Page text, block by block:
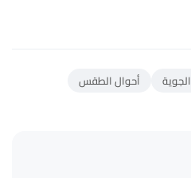
أحوال الطقس